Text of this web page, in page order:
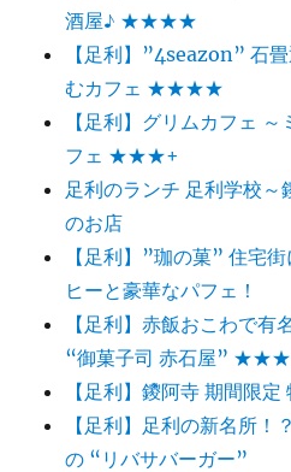
酒屋♪ ★★★★
【足利】”4seazon” 石
むカフェ ★★★★
【足利】グリムカフェ
フェ ★★★+
足利のランチ 足利学校～
のお店
【足利】”珈の菓” 住宅
ヒーと豪華なパフェ！
【足利】赤飯おこわで有
“御菓子司 赤石屋”
【足利】鑁阿寺 期間限
【足利】足利の新名所
の “リバサバーガー”